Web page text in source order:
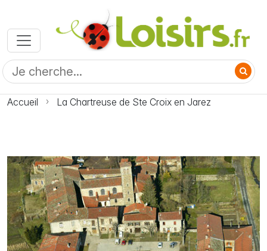
Accueil La Chartreuse de Ste Croix en Jarez
Photo La Chartreuse de Ste Croix en Jarez